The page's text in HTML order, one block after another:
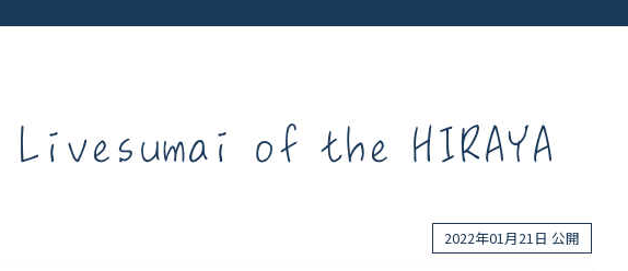
Livesumai of the HIRAYA
2022年01月21日 公開